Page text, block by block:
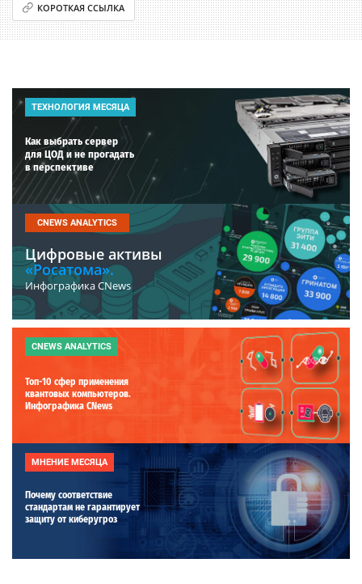
КОРОТКАЯ ССЫЛКА
ТЕХНОЛОГИЯ МЕСЯЦА
Как выбрать сервер
для ЦОД и не прогадать
в перспективе
CNEWS ANALYTICS
Цифровые активы
«Росатома».
Инфографика CNews
CNEWS ANALYTICS
Топ-10 сфер применения
квантовых компьютеров.
Инфографика CNews
МНЕНИЕ МЕСЯЦА
Почему соответствие
стандартам не гарантирует
защиту от киберугроз